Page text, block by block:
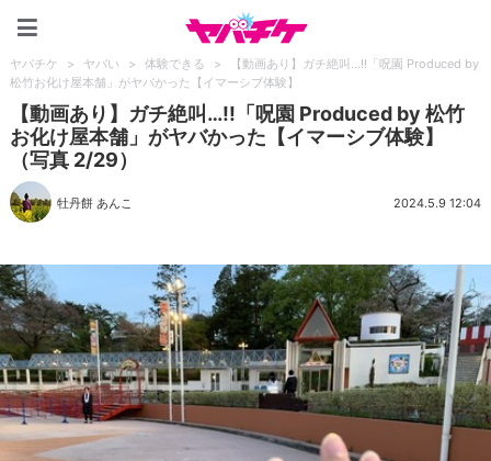
ヤバチケ > ヤバい > 体験できる >
【動画あり】ガチ絶叫…!!「呪園 Produced by
松竹お化け屋本舗」がヤバかった【イマーシブ体験】
【動画あり】ガチ絶叫…!!「呪園 Produced by 松竹
お化け屋本舗」がヤバかった【イマーシブ体験】
（写真 2/29）
牡丹餅 あんこ 2024.5.9 12:04